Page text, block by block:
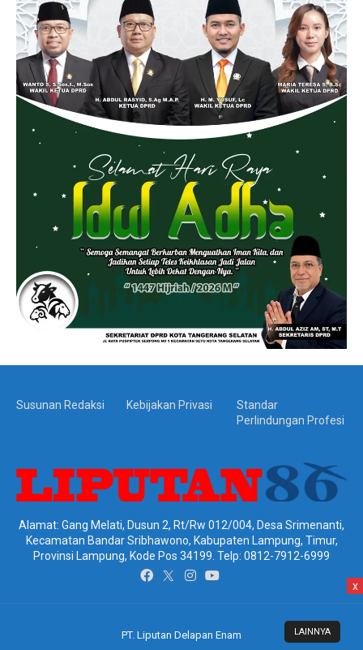
LAINNYA
Susunan Redaksi Kebijakan Privasi
Standar
Perlindungan Profesi
Alamat: Gang Melati, Dusun 2, Rt/Rw 012/004, Desa Srimenanti,
Kecamatan Bandar Sribhawono, Kabupaten Lampung, Timur,
Provinsi Lampung, Kode Pos 34199. Telp: 0812-7912-6999
PT. Liputan Delapan Enam
x